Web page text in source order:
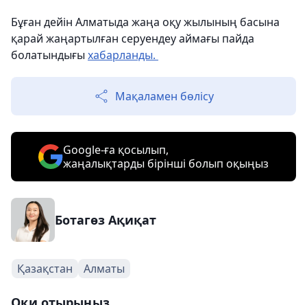
Бұған дейін Алматыда жаңа оқу жылының басына
қарай жаңартылған серуендеу аймағы пайда
болатындығы хабарланды.
Мақаламен бөлісу
Google-ға қосылып,
жаңалықтарды бірінші болып оқыңыз
Ботагөз Ақиқат
Қазақстан Алматы